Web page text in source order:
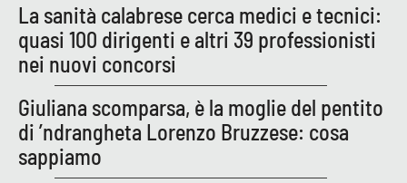
La sanità calabrese cerca medici e tecnici:
quasi 100 dirigenti e altri 39 professionisti
nei nuovi concorsi
Giuliana scomparsa, è la moglie del pentito
di ’ndrangheta Lorenzo Bruzzese: cosa
sappiamo